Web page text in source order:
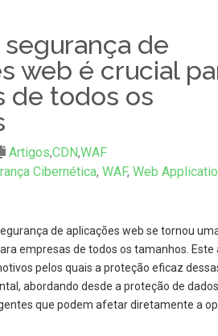
segurança de
web é crucial
de todos os
Artigos,CDN,WAF
Cibernética, WAF, Web
de aplicações web se tornou
empresas de todos os tamanhos. Este
pelos quais a proteção eficaz
abordando desde a proteção de
que podem afetar diretamente a